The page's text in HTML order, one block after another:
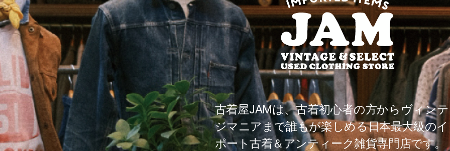
古着屋JAMは、古着初心者の方からヴィン
ジマニアまで誰もが楽しめる日本最大級の
ポート古着＆アンティーク雑貨専門店です。